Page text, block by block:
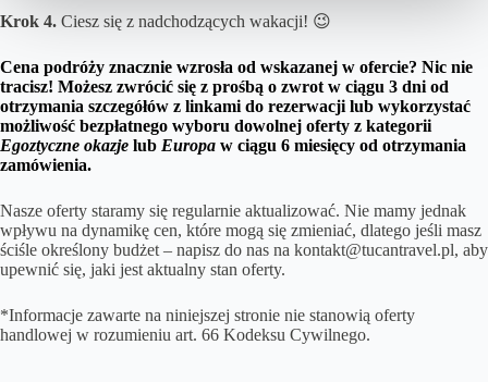
Krok 4. Ciesz się z nadchodzących wakacji! 😉
Cena podróży znacznie wzrosła od wskazanej w ofercie? Nic nie
tracisz! Możesz zwrócić się z prośbą o zwrot w ciągu 3 dni od
otrzymania szczegółów z linkami do rezerwacji lub wykorzystać
możliwość bezpłatnego wyboru dowolnej oferty z kategorii
Egoztyczne okazje lub Europa w ciągu 6 miesięcy od otrzymania
zamówienia.
Nasze oferty staramy się regularnie aktualizować. Nie mamy jednak
wpływu na dynamikę cen, które mogą się zmieniać, dlatego jeśli masz
ściśle określony budżet – napisz do nas na kontakt@tucantravel.pl, aby
upewnić się, jaki jest aktualny stan oferty.
*Informacje zawarte na niniejszej stronie nie stanowią oferty
handlowej w rozumieniu art. 66 Kodeksu Cywilnego.